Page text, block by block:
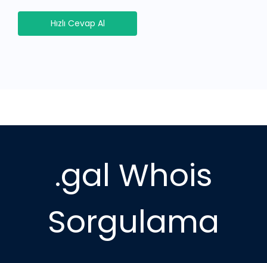
Hızlı Cevap Al
.gal Whois
Sorgulama